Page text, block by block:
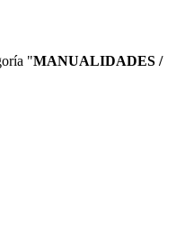
"MANUALIDADES /